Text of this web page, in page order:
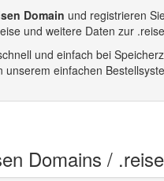
Domain und registrieren
und weitere Daten zur
und einfach bei
einfachen
Domains /